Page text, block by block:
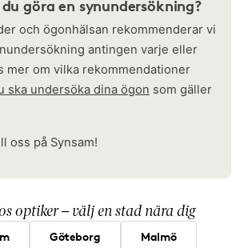
göra en synundersökning?
och ögonhälsan rekommenderar vi
antingen varje eller
mer om vilka rekommendationer
ska undersöka dina ögon som gäller
oss på Synsam!
optiker – välj en stad nära dig
Göteborg Malmö